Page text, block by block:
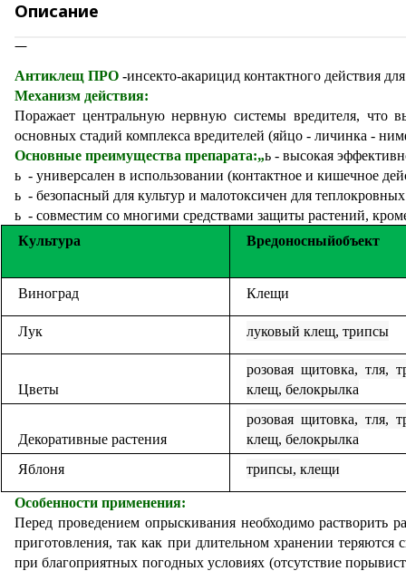
Описание
Антиклещ ПРО -инсекто-акарицид контактного действия
Механизм действия:
Поражает центральную нервную системы вредителя, что
основных стадий комплекса вредителей (яйцо - личинка -
Основные преимущества препарата:„ь - высокая
ь - универсален в использовании (контактное и кишечное
ь - безопасный для культур и малотоксичен для
ь - совместим со многими средствами защиты растений,
Культура
Вредоносныйобъект
Виноград Клещи
Лук луковый клещ, трипсы
Цветы
розовая щитовка, тля,
клещ, белокрылка
Декоративные растения
розовая щитовка, тля,
клещ, белокрылка
Яблоня
трипсы, клещи
Особенности применения:
Перед проведением опрыскивания необходимо растворить
приготовления, так как при длительном хранении
при благоприятных погодных условиях (отсутствие